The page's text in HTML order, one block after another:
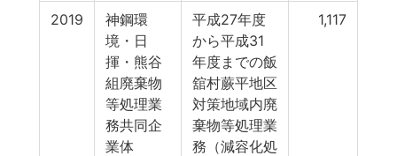
2019
神鋼環
境・日
揮・熊谷
組廃棄物
等処理業
務共同企
業体
平成27年度
から平成31
年度までの飯
舘村蕨平地区
対策地域内廃
棄物等処理業
務（減容化処
1,117